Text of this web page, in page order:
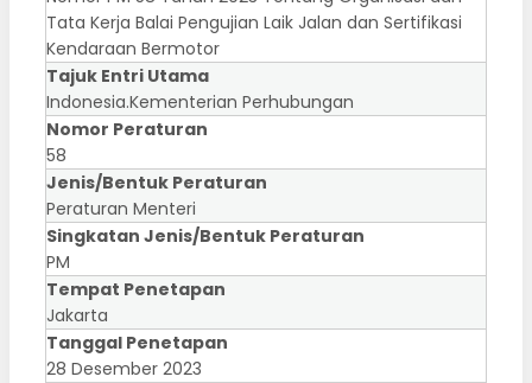
Tata Kerja Balai Pengujian Laik Jalan dan Sertifikasi
Kendaraan Bermotor
Tajuk Entri Utama
Indonesia.Kementerian Perhubungan
Nomor Peraturan
58
Jenis/Bentuk Peraturan
Peraturan Menteri
Singkatan Jenis/Bentuk Peraturan
PM
Tempat Penetapan
Jakarta
Tanggal Penetapan
28 Desember 2023